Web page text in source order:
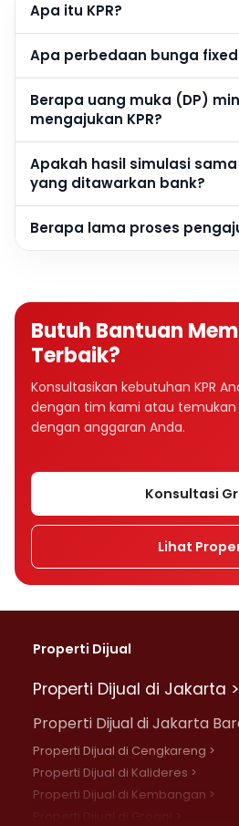
Apa itu KPR?
Apa perbedaan bunga
Berapa uang muka (DP)
mengajukan KPR?
Apakah hasil simulasi
yang ditawarkan bank?
Berapa lama proses
Butuh Bantuan
Terbaik?
Konsultasikan kebutuhan KPR
dengan tim kami atau temukan
dengan anggaran Anda.
Konsultasi
Lihat
Properti Dijual
Properti Dijual di Jakarta >
Properti Dijual di Jakarta
Properti Dijual di Cengkareng >
Properti Dijual di Kalideres >
Properti Dijual di Kembangan >